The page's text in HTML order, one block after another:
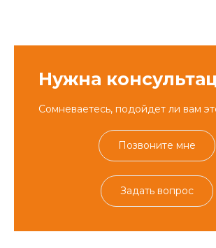
Нужна
Сомневаетесь, подойдет ли вам
Позвоните мне
Задать вопрос